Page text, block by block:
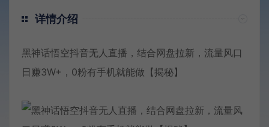
详情介绍
黑神话悟空抖音无人直播，结合网盘拉新，流量风口
日赚3W+，0粉有手机就能做【揭秘】